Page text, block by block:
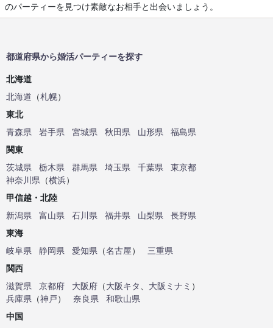
のパーティーを見つけ素敵なお相手と出会いましょう。
都道府県から婚活パーティーを探す
北海道
北海道 （札幌）
東北
青森県
岩手県 宮城県 秋田県 山形県
福島県
関東
茨城県
栃木県 群馬県 埼玉県 千葉県
東京都
神奈川県 （横浜）
甲信越・北陸
新潟県
富山県 石川県 福井県 山梨県
長野県
東海
岐阜県
静岡県 愛知県 （名古屋）
三重県
関西
滋賀県
京都府 大阪府 （大阪キタ 大阪ミナミ ）
兵庫県 （神戸） 奈良県
和歌山県
中国